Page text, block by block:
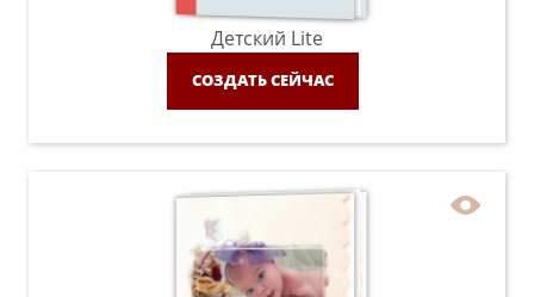
Детский Lite
СОЗДАТЬ СЕЙЧАС